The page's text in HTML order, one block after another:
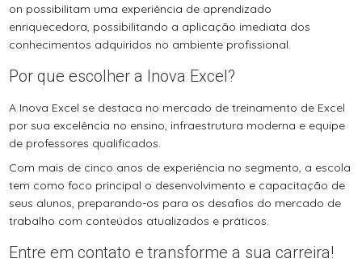
on possibilitam uma experiência de aprendizado
enriquecedora, possibilitando a aplicação imediata dos
conhecimentos adquiridos no ambiente profissional.
Por que escolher a Inova Excel?
A Inova Excel se destaca no mercado de treinamento de Excel
por sua excelência no ensino, infraestrutura moderna e equipe
de professores qualificados.
Com mais de cinco anos de experiência no segmento, a escola
tem como foco principal o desenvolvimento e capacitação de
seus alunos, preparando-os para os desafios do mercado de
trabalho com conteúdos atualizados e práticos.
Entre em contato e transforme a sua carreira!